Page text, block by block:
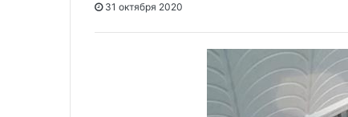
31 октября 2020